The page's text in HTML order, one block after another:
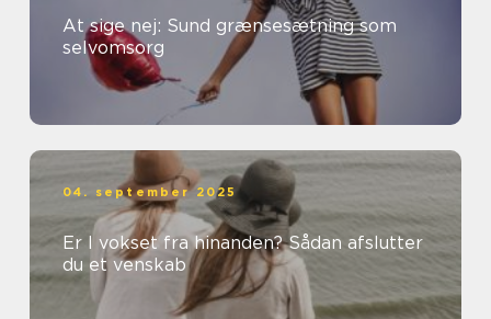
At sige nej: Sund grænsesætning som
selvomsorg
04. september 2025
Er I vokset fra hinanden? Sådan afslutter
du et venskab